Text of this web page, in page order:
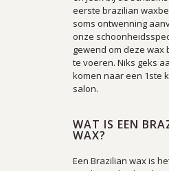
eerste brazilian
soms ontwenning
onze
gewend om deze wax
te voeren. Niks geks
komen naar een 1ste
salon.
WAT IS EEN
WAX?
Een Brazilian wax is